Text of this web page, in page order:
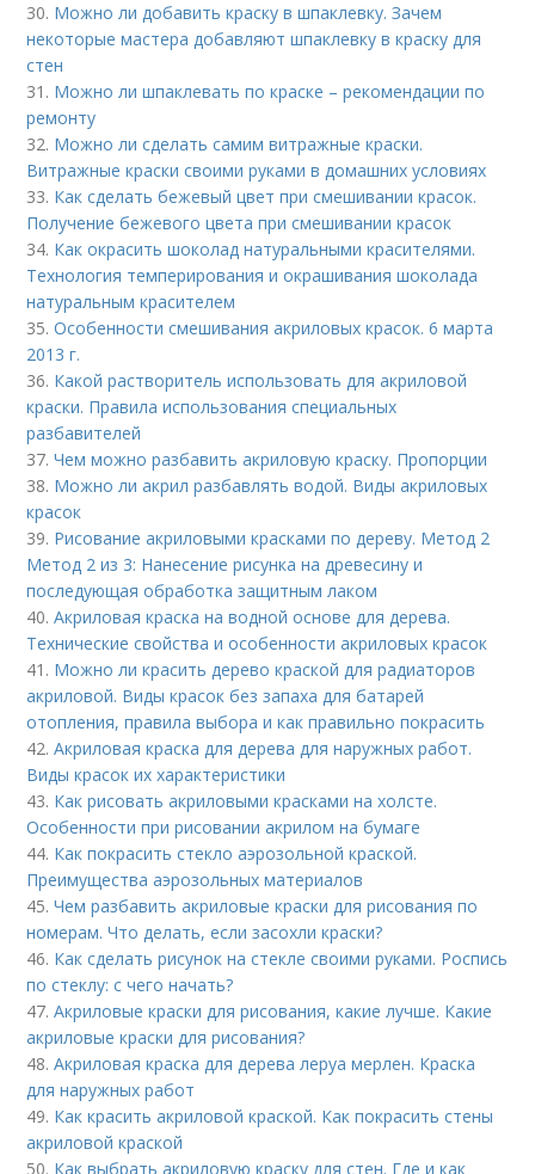
30. Можно ли добавить краску в шпаклевку. Зачем
некоторые мастера добавляют шпаклевку в краску для
стен
31. Можно ли шпаклевать по краске – рекомендации по
ремонту
32. Можно ли сделать самим витражные краски.
Витражные краски своими руками в домашних условиях
33. Как сделать бежевый цвет при смешивании красок.
Получение бежевого цвета при смешивании красок
34. Как окрасить шоколад натуральными красителями.
Технология темперирования и окрашивания шоколада
натуральным красителем
35.Особенности смешивания акриловых красок. 6 марта
2013 г.
36. Какой растворитель использовать для акриловой
краски. Правила использования специальных
разбавителей
37.Чем можно разбавить акриловую краску. Пропорции
38. Можно ли акрил разбавлять водой. Виды акриловых
красок
39. Рисование акриловыми красками по дереву. Метод 2
Метод 2 из 3: Нанесение рисунка на древесину и
последующая обработка защитным лаком
40.Акриловая краска на водной основе для дерева.
Технические свойства и особенности акриловых красок
41. Можно ли красить дерево краской для радиаторов
акриловой. Виды красок без запаха для батарей
отопления, правила выбора и как правильно покрасить
42.Акриловая краска для дерева для наружных работ.
Виды красок их характеристики
43. Как рисовать акриловыми красками на холсте.
Особенности при рисовании акрилом на бумаге
44. Как покрасить стекло аэрозольной краской.
Преимущества аэрозольных материалов
45.Чем разбавить акриловые краски для рисования по
номерам. Что делать, если засохли краски?
46. Как сделать рисунок на стекле своими руками. Роспись
по стеклу: с чего начать?
47.Акриловые краски для рисования, какие лучше. Какие
акриловые краски для рисования?
48.Акриловая краска для дерева леруа мерлен. Краска
для наружных работ
49. Как красить акриловой краской. Как покрасить стены
акриловой краской
50. Как выбрать акриловую краску для стен. Где и как